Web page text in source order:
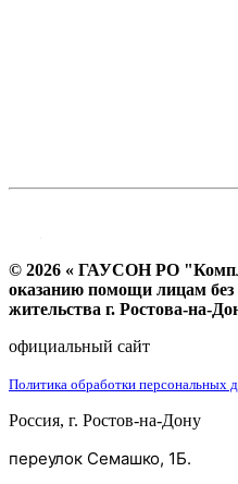
© 2026 « ГАУСОН РО
оказанию помощи лицам без
жительства г. Ростова-на-
официальный сайт
Политика обработки персональных
Россия, г. Ростов-на-Дону
переулок Семашко, 1Б.